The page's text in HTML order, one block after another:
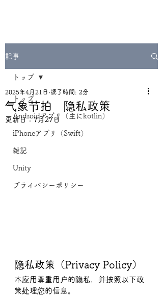
記事
トップ
Androidアプリ（主にkotlin）
iPhoneアプリ（Swift）
雑記
Unity
プライバシーポリシー
トップ
气象节拍 隐私政策
2025年4月21日 読了時間: 2分
更新日：7月27日
隐私政策（Privacy Policy）
本应用尊重用户的隐私，并按照以下政
策处理您的信息。